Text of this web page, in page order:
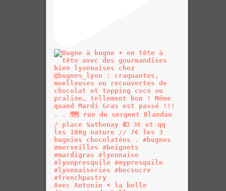
Avec Antonin • la belle